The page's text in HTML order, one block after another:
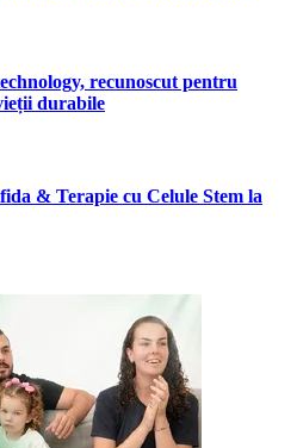
recunoscut pentru
durabile
& Terapie cu Celule Stem la